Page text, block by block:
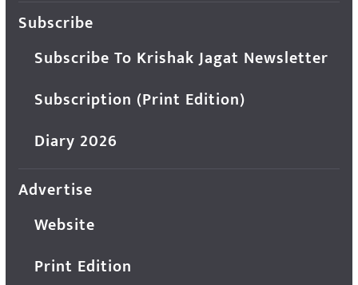
Subscribe
Subscribe To Krishak Jagat Newsletter
Subscription (Print Edition)
Diary 2026
Advertise
Website
Print Edition